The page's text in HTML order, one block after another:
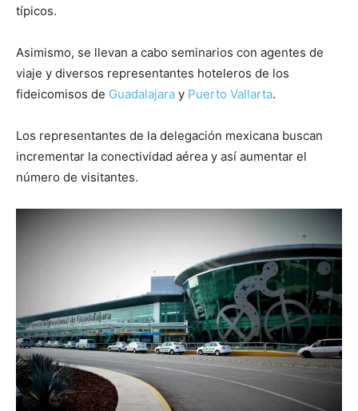
típicos.
Asimismo, se llevan a cabo seminarios con agentes de
viaje y diversos representantes hoteleros de los
fideicomisos de Guadalajara y Puerto Vallarta.
Los representantes de la delegación mexicana buscan
incrementar la conectividad aérea y así aumentar el
número de visitantes.